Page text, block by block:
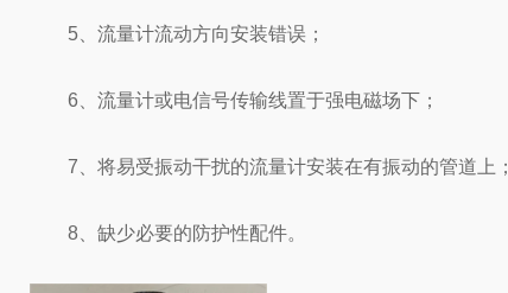
5、流量计流动方向安装错误；
6、流量计或电信号传输线置于强电磁场下；
7、将易受振动干扰的流量计安装在有振动的管道上；
8、缺少必要的防护性配件。